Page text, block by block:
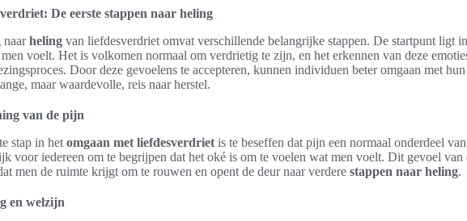
De eerste stappen naar heling
naarheling van liefdesverdriet omvat verschillende belangrijke stappen. De startpunt ligt
voelt. Het is volkomen normaal om verdrietig te zijn, en het erkennen van deze
Door deze gevoelens te accepteren, kunnen individuen beter omgaan met
maar waardevolle, reis naar herstel.
van de pijn
stap in het omgaan met liefdesverdriet is te beseffen dat pijn een normaal onderdeel
voor iedereen om te begrijpen dat het oké is om te voelen wat men voelt. Dit gevoel
men de ruimte krijgt om te rouwen en opent de deur naar verdere stappen naar heling.
en welzijn